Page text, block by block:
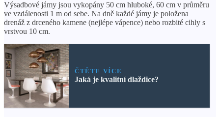
Výsadbové jámy jsou vykopány 50 cm hluboké, 60 cm v průměru
ve vzdálenosti 1 m od sebe. Na dně každé jámy je položena
drenáž z drceného kamene (nejlépe vápence) nebo rozbité cihly s
vrstvou 10 cm.
ČTĚTE VÍCE
Jaká je kvalitní dlaždice?